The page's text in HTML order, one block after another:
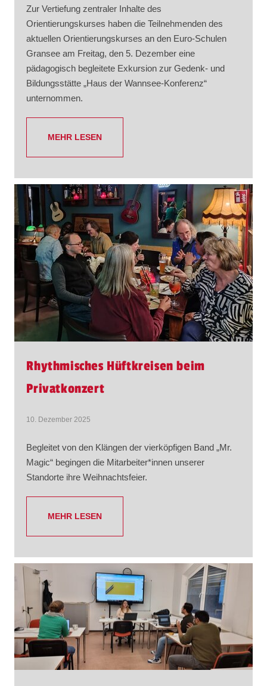
Zur Vertiefung zentraler Inhalte des
Orientierungskurses haben die Teilnehmenden des
aktuellen Orientierungskurses an den Euro-Schulen
Gransee am Freitag, den 5. Dezember eine
pädagogisch begleitete Exkursion zur Gedenk- und
Bildungsstätte „Haus der Wannsee-Konferenz“
unternommen.
MEHR LESEN
Rhythmisches Hüftkreisen beim
Privatkonzert
10. Dezember 2025
Begleitet von den Klängen der vierköpfigen Band „Mr.
Magic“ begingen die Mitarbeiter*innen unserer
Standorte ihre Weihnachtsfeier.
MEHR LESEN